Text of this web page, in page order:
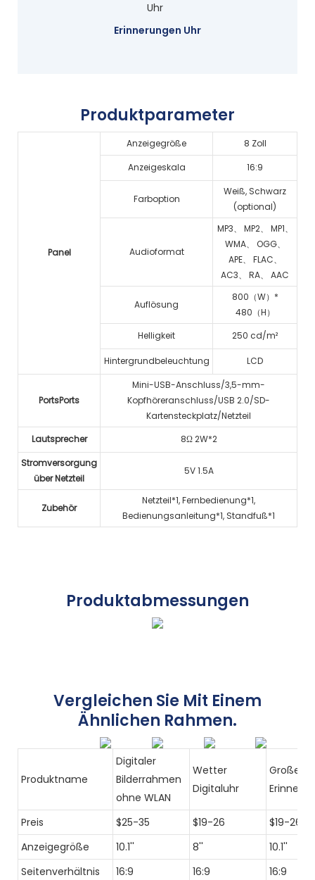
Erinnerungen Uhr
Produktparameter
Panel
Anzeigegröße
8 Zoll
Anzeigeskala
16:9
Farboption
Weiß, Schwarz
(optional)
Audioformat
MP3、 MP2、 MP1、
WMA、 OGG、
APE、 FLAC、
AC3、 RA、 AAC
Auflösung
800（W）*
480（H）
Helligkeit
250 cd/m²
Hintergrundbeleuchtung LCD
PortsPorts
Mini-USB-Anschluss/3,5-mm-
Kopfhöreranschluss/USB 2.0/SD-
Kartensteckplatz/Netzteil
Lautsprecher
8Ω 2W*2
Stromversorgung
über Netzteil
5V 1.5A
Zubehör
Netzteil*1, Fernbedienung*1,
Bedienungsanleitung*1, Standfuß*1
Produktabmessungen
Vergleichen Sie Mit Einem
Ähnlichen Rahmen.
Produktname
Digitaler
Bilderrahmen
ohne WLAN
Wetter
Digitaluhr
Große
Preis $25-35 $19-26
$19-26
Anzeigegröße
10.1'' 8''
10.1''
Seitenverhältnis
16:9 16:9
16:9